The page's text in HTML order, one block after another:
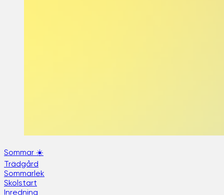
Sommar ☀️
Trädgård
Sommarlek
Skolstart
Inredning